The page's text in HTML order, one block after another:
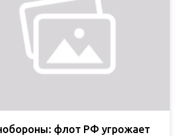
флот РФ угрожает